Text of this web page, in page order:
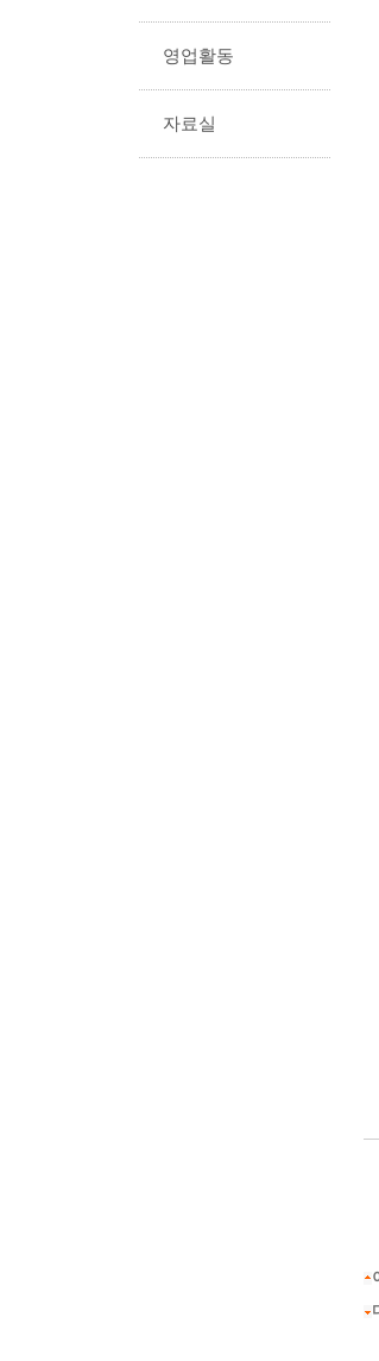
영업활동
자료실